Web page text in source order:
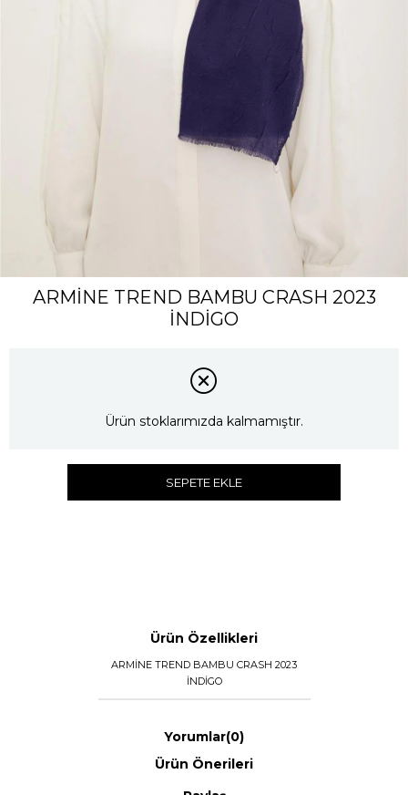
ARMİNE TREND BAMBU CRASH 2023
İNDİGO
Ürün stoklarımızda kalmamıştır.
SEPETE EKLE
Ürün Özellikleri
ARMİNE TREND BAMBU CRASH 2023
İNDİGO
Yorumlar(0)
Ürün Önerileri